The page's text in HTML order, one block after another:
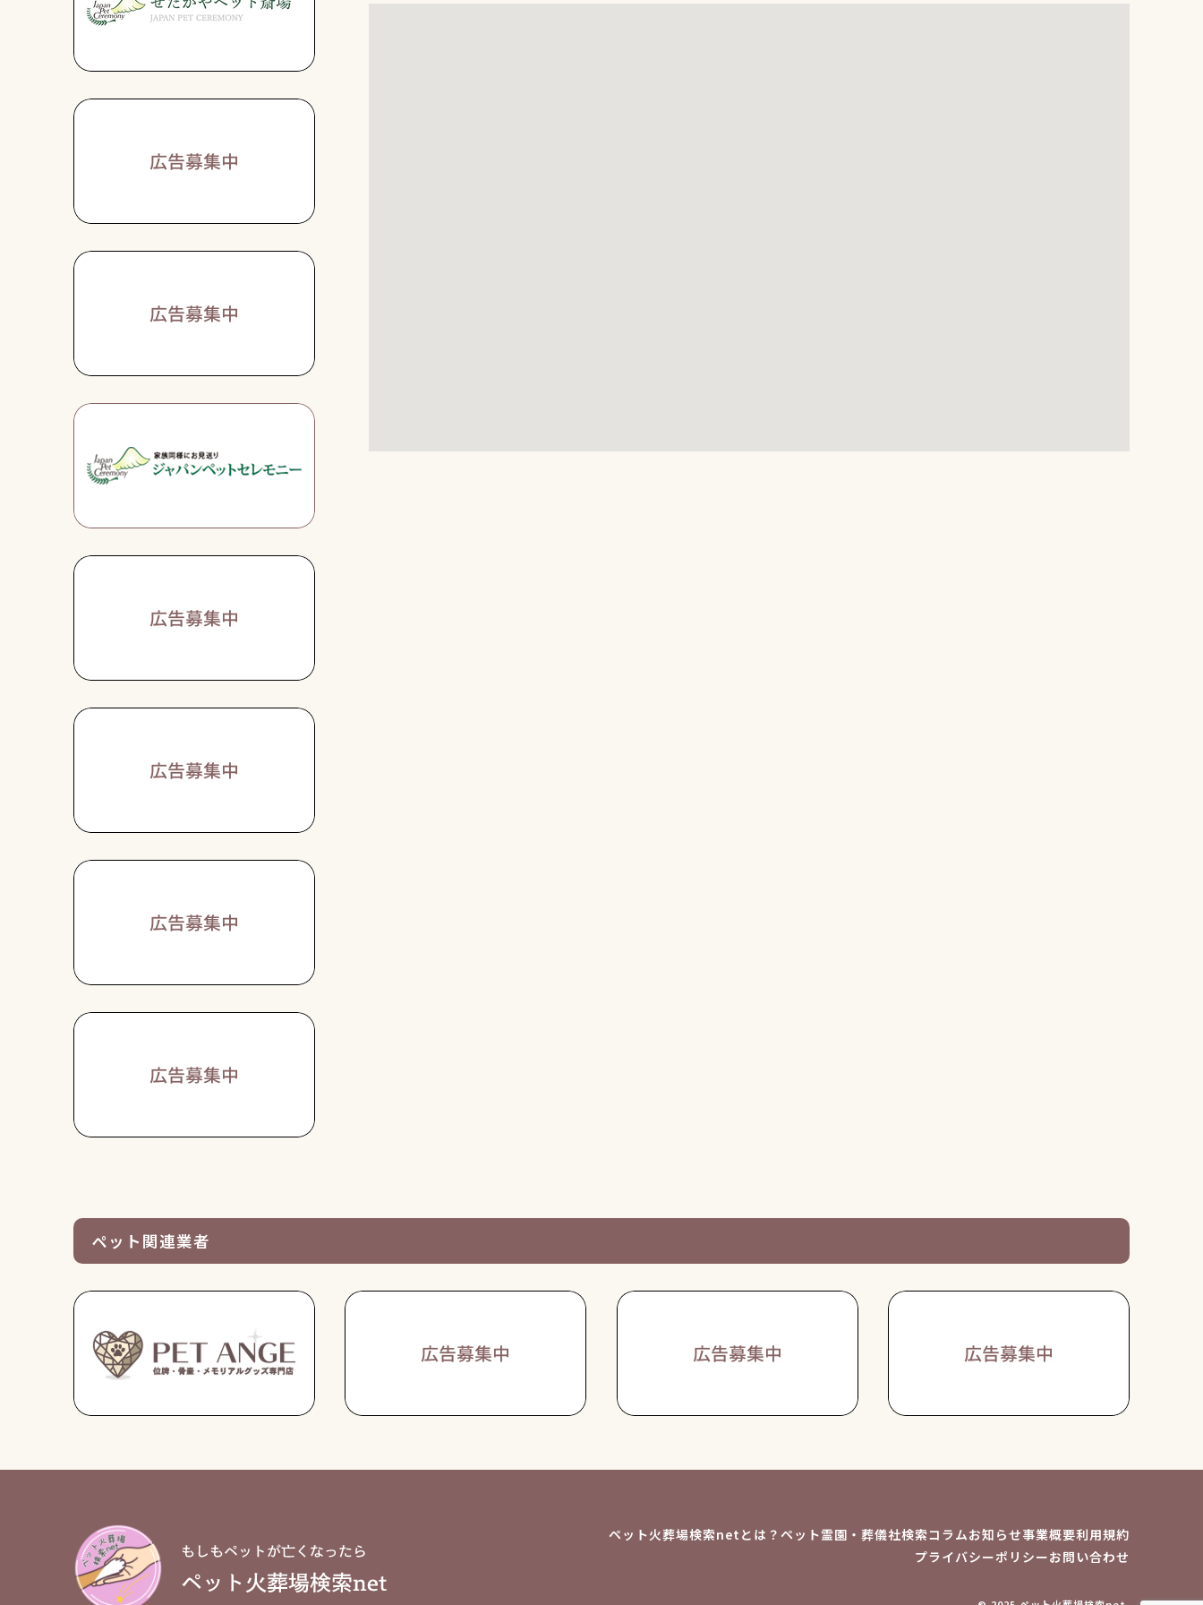
ペット関連業者
ペット火葬場検索netとは？ ペット霊園・葬儀社検索コラムお知らせ事業概要利用規約
プライバシーポリシーお問い合わせ